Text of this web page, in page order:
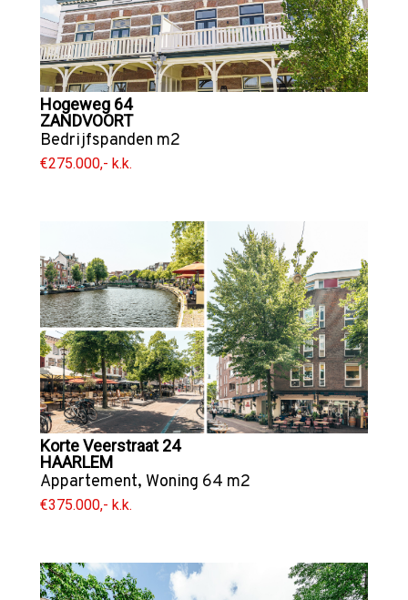
Hogeweg 64
ZANDVOORT
Bedrijfspanden m2
€275.000,- k.k.
Korte Veerstraat 24
HAARLEM
Appartement, Woning 64 m2
€375.000,- k.k.